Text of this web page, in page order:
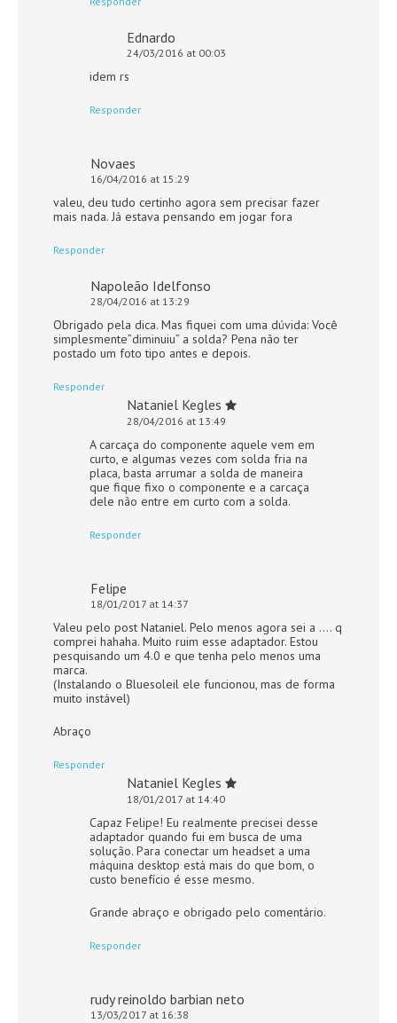
Ednardo
24/03/2016 at 00:03
idem rs
Responder
Novaes
16/04/2016 at 15:29
valeu, deu tudo certinho agora sem precisar fazer
mais nada. Já estava pensando em jogar fora
Responder
Napoleão Idelfonso
28/04/2016 at 13:29
Obrigado pela dica. Mas fiquei com uma dúvida: Você
simplesmente”diminuiu” a solda? Pena não ter
postado um foto tipo antes e depois.
Responder
Nataniel Kegles
28/04/2016 at 13:49
A carcaça do componente aquele vem em
curto, e algumas vezes com solda fria na
placa, basta arrumar a solda de maneira
que fique fixo o componente e a carcaça
dele não entre em curto com a solda.
Responder
Felipe
18/01/2017 at 14:37
Valeu pelo post Nataniel. Pelo menos agora sei a …. q
comprei hahaha. Muito ruim esse adaptador. Estou
pesquisando um 4.0 e que tenha pelo menos uma
marca.
(Instalando o Bluesoleil ele funcionou, mas de forma
muito instável)
Abraço
Responder
Nataniel Kegles
18/01/2017 at 14:40
Capaz Felipe! Eu realmente precisei desse
adaptador quando fui em busca de uma
solução. Para conectar um headset a uma
máquina desktop está mais do que bom, o
custo benefício é esse mesmo.
Grande abraço e obrigado pelo comentário.
Responder
rudy reinoldo barbian neto
13/03/2017 at 16:38